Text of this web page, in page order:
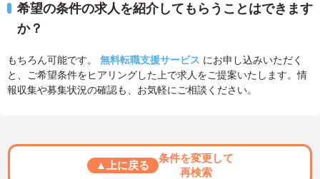
希望の条件の求人を紹介してもらうことはできます
か？
もちろん可能です。 無料転職支援サービス にお申し込みいただく
と、ご希望条件をヒアリングした上で求人をご提案いたします。情
報収集や募集状況の確認も、お気軽にご相談ください。
▲上に戻る
条件を変更して
再検索